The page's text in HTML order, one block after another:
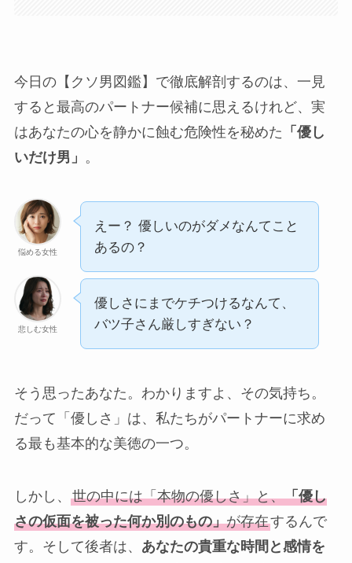
今日の【クソ男図鑑】で徹底解剖するのは、一見
すると最高のパートナー候補に思えるけれど、実
はあなたの心を静かに蝕む危険性を秘めた 「優し
いだけ男」 。
悩める女性
えー？ 優しいのがダメなんてこと
あるの？
悲しむ女性
優しさにまでケチつけるなんて、
バツ子さん厳しすぎない？
そう思ったあなた。わかりますよ、その気持ち。
だって「優しさ」は、私たちがパートナーに求め
る最も基本的な美徳の一つ。
しかし、 世の中には「本物の優しさ」と、「優し
さの仮面を被った何か別のもの」が存在するんで
す。そして後者は、 あなたの貴重な時間と感情を